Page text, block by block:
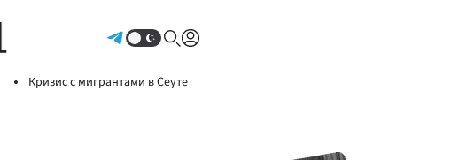
Кризис с мигрантами в Сеуте